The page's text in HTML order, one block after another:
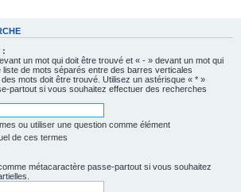
:
un mot qui doit être trouvé et « - » devant un mot qui
de mots séparés entre des barres verticales
mots doit être trouvé. Utilisez un astérisque « * »
partout si vous souhaitez effectuer des recherches
ou utiliser une question comme élément
de ces termes
métacaractère passe-partout si vous souhaitez